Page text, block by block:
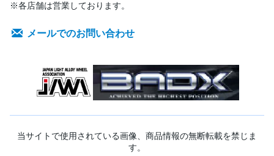
※各店舗は営業しております。
メールでのお問い合わせ
当サイトで使用されている画像、商品情報の無断転載を禁じま
す。